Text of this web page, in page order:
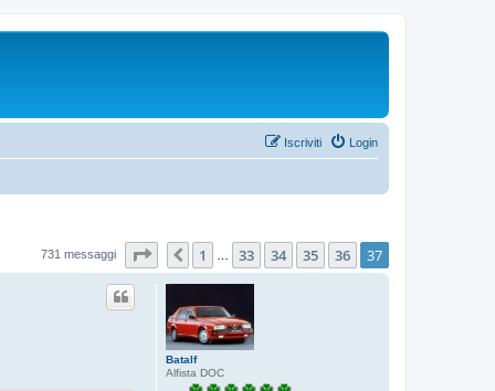
Login
Iscriviti
731 messaggi Pagina37 37
Precedente
1 33 34 35 36 37
Batalf
Alfista DOC